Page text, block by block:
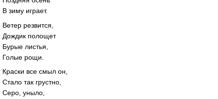
В зиму играет.
Ветер резвится,
Дождик полощет
Бурые листья,
Голые рощи.
Краски все смыл он,
Стало так грустно,
Серо, уныло,